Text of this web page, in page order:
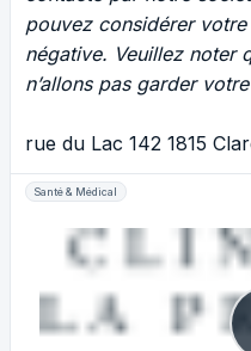
pouvez considérer
négative. Veuillez noter
n’allons pas garder
rue du Lac 142 1815
Santé & Médical